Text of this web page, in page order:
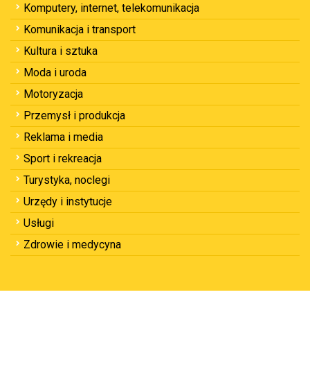
Komputery, internet, telekomunikacja
Komunikacja i transport
Kultura i sztuka
Moda i uroda
Motoryzacja
Przemysł i produkcja
Reklama i media
Sport i rekreacja
Turystyka, noclegi
Urzędy i instytucje
Usługi
Zdrowie i medycyna